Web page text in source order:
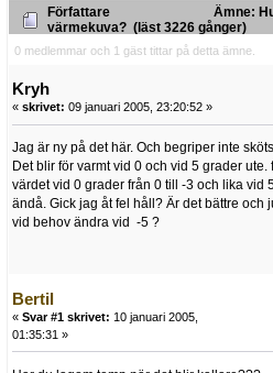
Författare
Ämne:
värmekuva? (läst 3226 gånger)
0 medlemmar och 1 gäst tittar på detta ämne.
Kryh
« skrivet: 09 januari 2005, 23:20:52 »
Jag är ny på det här. Och begriper inte
Det blir för varmt vid 0 och vid 5 grader
värdet vid 0 grader från 0 till -3 och lika vid
ändå. Gick jag åt fel håll? Är det bättre och
vid behov ändra vid -5 ?
Bertil
« Svar #1 skrivet: 10 januari 2005,
01:35:31 »